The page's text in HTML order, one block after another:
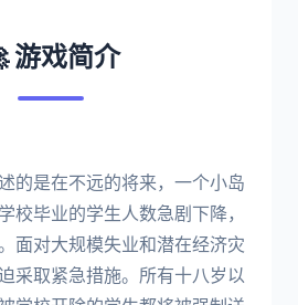
游戏简介
的是在不远的将来，一个小岛
校毕业的学生人数急剧下降，
面对大规模失业和潜在经济灾
采取紧急措施。所有十八岁以